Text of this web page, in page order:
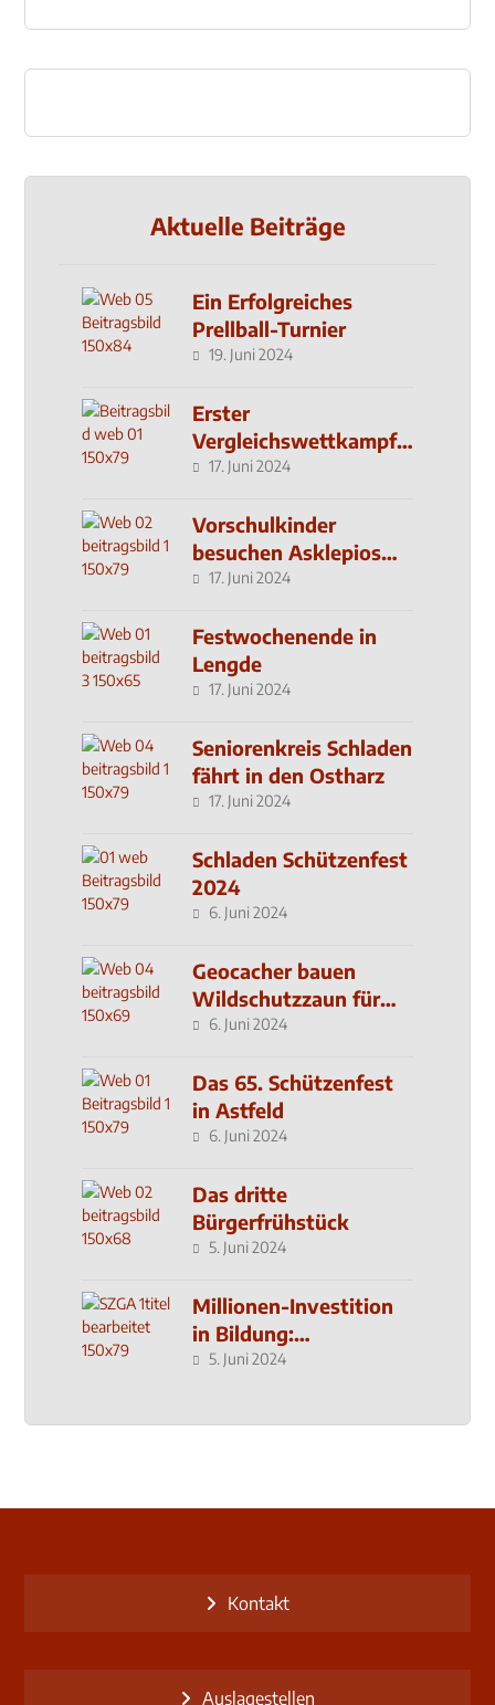
Aktuelle Beiträge
Ein Erfolgreiches
Prellball-Turnier
19. Juni 2024
Erster
Vergleichswettkampf
seit 2019
17. Juni 2024
Vorschulkinder
besuchen Asklepios
Klinik
17. Juni 2024
Festwochenende in
Lengde
17. Juni 2024
Seniorenkreis Schladen
fährt in den Ostharz
17. Juni 2024
Schladen Schützenfest
2024
6. Juni 2024
Geocacher bauen
Wildschutzzaun für
den MachMit! Wald
6. Juni 2024
Das 65. Schützenfest
in Astfeld
6. Juni 2024
Das dritte
Bürgerfrühstück
5. Juni 2024
Millionen-Investition
in Bildung:
Schulzentrum-Neubau
5. Juni 2024
Kontakt
Auslagestellen